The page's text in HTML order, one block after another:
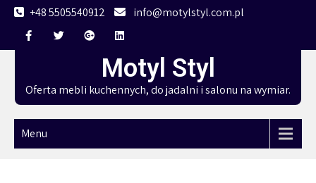
Skip
content
+48 5505540912 info@motylstyl.com.pl
Motyl Styl
Oferta mebli kuchennych, do jadalni i salonu na wymiar.
Menu